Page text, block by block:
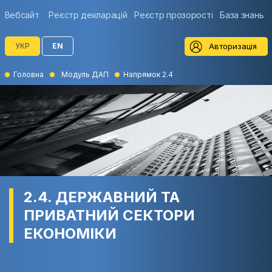
Вебсайт Реєстр декларацій Реєстр прозорості База знань
УКР EN Авторизація
Головна Модуль ДАП Напрямок 2.4
2.4. ДЕРЖАВНИЙ ТА
ПРИВАТНИЙ СЕКТОРИ
ЕКОНОМІКИ